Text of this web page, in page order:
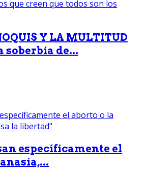
Y LA MULTITUD
soberbia de...
específicamente el